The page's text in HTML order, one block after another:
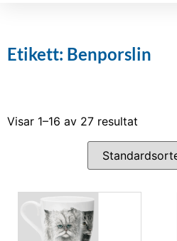
Etikett: Benporslin
Visar 1–16 av 27 resultat